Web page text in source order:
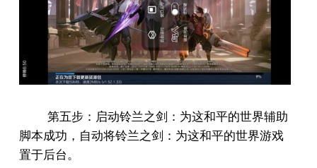
第五步：启动铃兰之剑：为这和平的世界辅助
脚本成功，自动将铃兰之剑：为这和平的世界游戏
置于后台。